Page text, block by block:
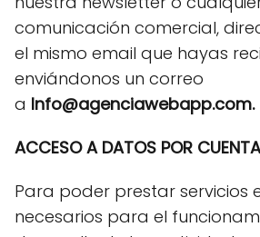
comunicación comercial,
el mismo email que hayas
enviándonos un correo
a Info@agenciawebapp.com.
ACCESO A DATOS POR
Para poder prestar servicios
necesarios para el